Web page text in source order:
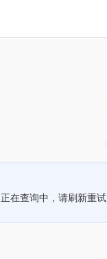
正在查询中，请刷新重试